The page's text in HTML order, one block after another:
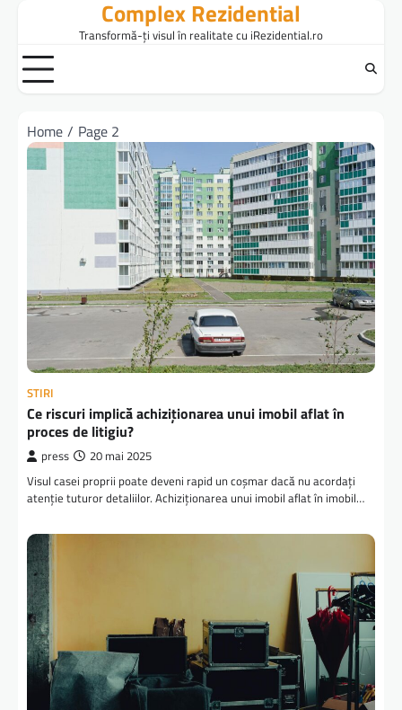
content
Complex Rezidential
Transformă-ți visul în realitate cu iRezidential.ro
Home Page 2
STIRI
Ce riscuri implică achiziționarea unui imobil aflat în
proces de litigiu?
press 20 mai 2025
Visul casei proprii poate deveni rapid un coșmar dacă nu acordați
atenție tuturor detaliilor. Achiziționarea unui imobil aflat în imobil…